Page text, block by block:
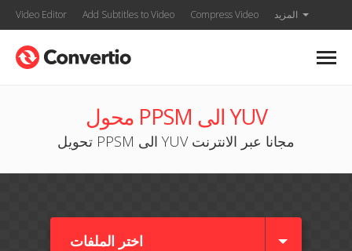
Video Editor Add Subtitles to Video Compress Video المزيد
محول PPSM الى YUV
تحويل PPSM الى YUV مجانا عبر الانترنت
اختر الملفات